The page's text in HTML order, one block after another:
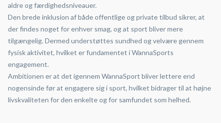
aldre og færdighedsniveauer.
Den brede inklusion af både offentlige og private tilbud sikrer, at
der findes noget for enhver smag, og at sport bliver mere
tilgængelig. Dermed understøttes sundhed og velvære gennem
fysisk aktivitet, hvilket er fundamentet i WannaSports
engagement.
Ambitionen er at det igennem WannaSport bliver lettere end
nogensinde før at engagere sig i sport, hvilket bidrager til at højne
livskvaliteten for den enkelte og for samfundet som helhed.